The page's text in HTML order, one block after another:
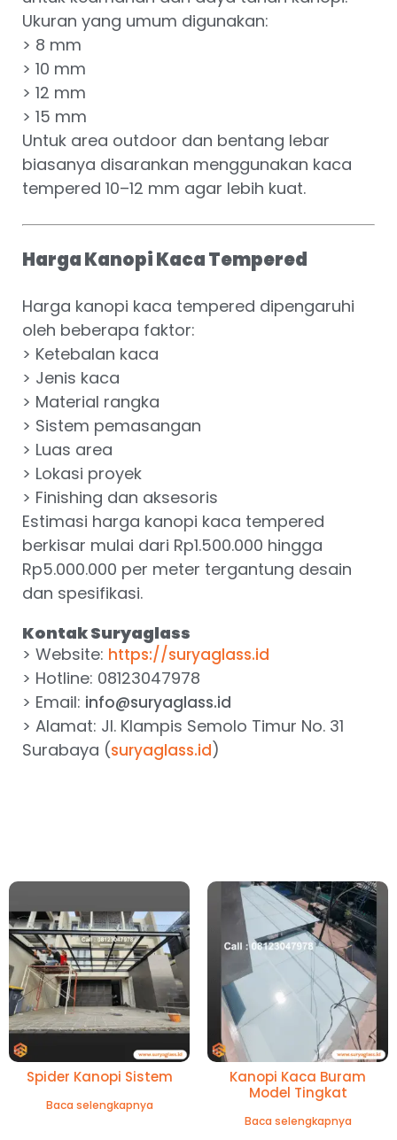
Ukuran yang umum digunakan:
> 8 mm
> 10 mm
> 12 mm
> 15 mm
Untuk area outdoor dan bentang lebar
biasanya disarankan menggunakan kaca
tempered 10–12 mm agar lebih kuat.
Harga Kanopi Kaca Tempered
Harga kanopi kaca tempered dipengaruhi
oleh beberapa faktor:
> Ketebalan kaca
> Jenis kaca
> Material rangka
> Sistem pemasangan
> Luas area
> Lokasi proyek
> Finishing dan aksesoris
Estimasi harga kanopi kaca tempered
berkisar mulai dari Rp1.500.000 hingga
Rp5.000.000 per meter tergantung desain
dan spesifikasi.
Kontak Suryaglass
> Website: https://suryaglass.id
> Hotline: 08123047978
> Email: info@suryaglass.id
> Alamat: Jl. Klampis Semolo Timur No. 31
Surabaya (suryaglass.id)
Spider Kanopi Sistem
Baca selengkapnya
Kanopi Kaca Buram
Model Tingkat
Baca selengkapnya